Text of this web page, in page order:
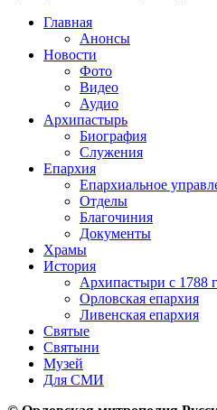
Главная
Анонсы
Новости
Фото
Видео
Аудио
Архипастырь
Биография
Служения
Епархия
Епархиальное
Отделы
Благочиния
Документы
Храмы
История
Архипастыри с 1788
Орловская епархия
Ливенская епархия
Святые
Святыни
Музей
Для СМИ